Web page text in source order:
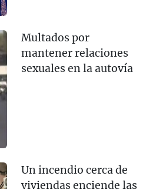
Multados por
mantener relaciones
sexuales en la autovía
Un incendio cerca de
viviendas enciende las